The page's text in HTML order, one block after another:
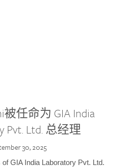
被任命为 GIA India
Pvt. Ltd. 总经理
30, 2025
GIA India Laboratory Pvt. Ltd.